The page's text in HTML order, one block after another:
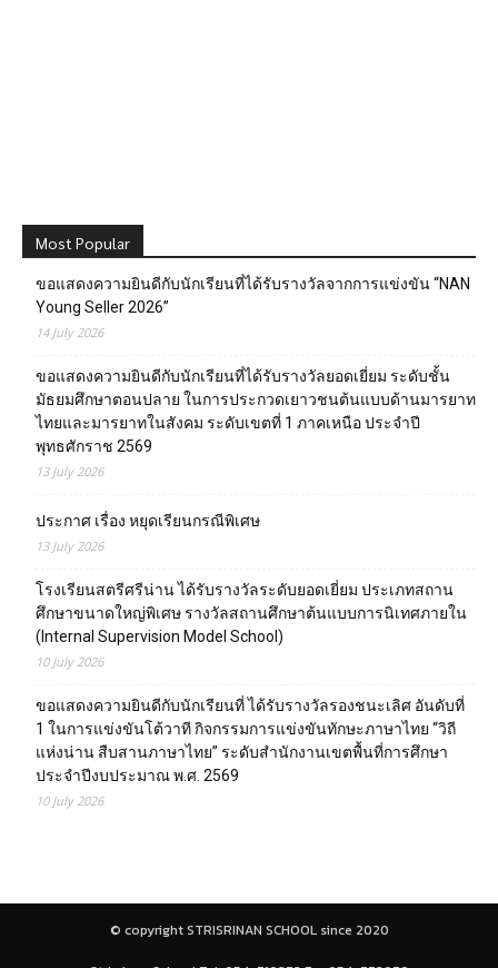
Most Popular
ขอแสดงความยินดีกับนักเรียนที่ได้รับรางวัลจากการแข่งขัน “NAN
Young Seller 2026”
14 July 2026
ขอแสดงความยินดีกับนักเรียนที่ได้รับรางวัลยอดเยี่ยม ระดับชั้น
มัธยมศึกษาตอนปลาย ในการประกวดเยาวชนต้นแบบด้านมารยาท
ไทยและมารยาทในสังคม ระดับเขตที่ 1 ภาคเหนือ ประจำปี
พุทธศักราช 2569
13 July 2026
ประกาศ เรื่อง หยุดเรียนกรณีพิเศษ
13 July 2026
โรงเรียนสตรีศรีน่าน ได้รับรางวัลระดับยอดเยี่ยม ประเภทสถาน
ศึกษาขนาดใหญ่พิเศษ รางวัลสถานศึกษาต้นแบบการนิเทศภายใน
(Internal Supervision Model School)
10 July 2026
ขอแสดงความยินดีกับนักเรียนที่ ได้รับรางวัลรองชนะเลิศ อันดับที่
1 ในการแข่งขันโต้วาที กิจกรรมการแข่งขันทักษะภาษาไทย “วิถี
แห่งน่าน สืบสานภาษาไทย” ระดับสำนักงานเขตพื้นที่การศึกษา
ประจำปีงบประมาณ พ.ศ. 2569
10 July 2026
© copyright STRISRINAN SCHOOL since 2020